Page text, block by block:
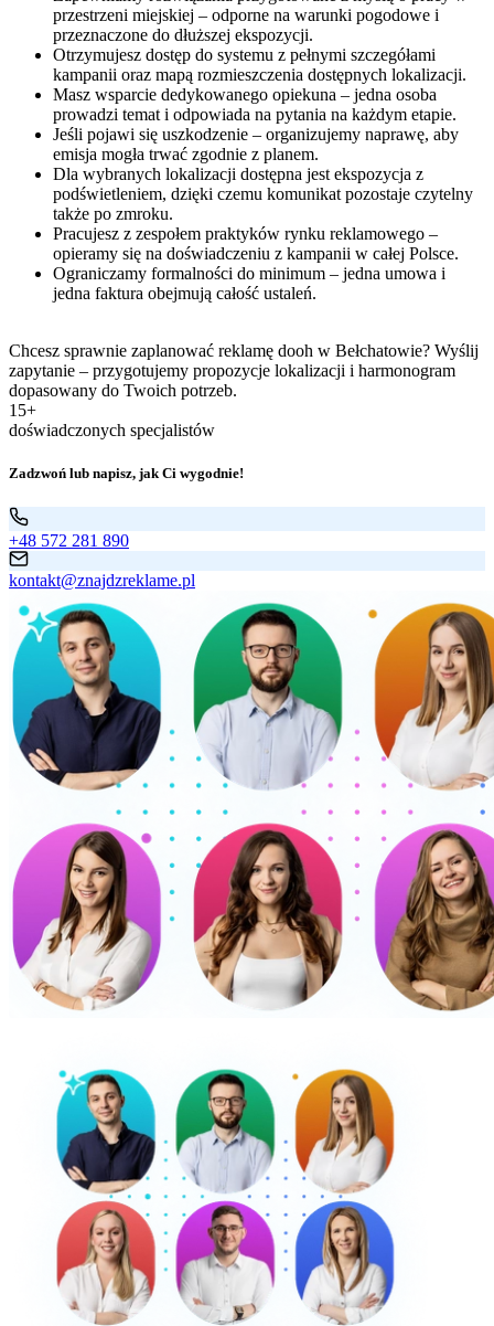
przestrzeni miejskiej – odporne na warunki pogodowe i
przeznaczone do dłuższej ekspozycji.
Otrzymujesz dostęp do systemu z pełnymi szczegółami
kampanii oraz mapą rozmieszczenia dostępnych lokalizacji.
Masz wsparcie dedykowanego opiekuna – jedna osoba
prowadzi temat i odpowiada na pytania na każdym etapie.
Jeśli pojawi się uszkodzenie – organizujemy naprawę, aby
emisja mogła trwać zgodnie z planem.
Dla wybranych lokalizacji dostępna jest ekspozycja z
podświetleniem, dzięki czemu komunikat pozostaje czytelny
także po zmroku.
Pracujesz z zespołem praktyków rynku reklamowego –
opieramy się na doświadczeniu z kampanii w całej Polsce.
Ograniczamy formalności do minimum – jedna umowa i
jedna faktura obejmują całość ustaleń.
Chcesz sprawnie zaplanować reklamę dooh w Bełchatowie? Wyślij
zapytanie – przygotujemy propozycje lokalizacji i harmonogram
dopasowany do Twoich potrzeb.
15+
doświadczonych specjalistów
Zadzwoń lub napisz, jak Ci wygodnie!
+48 572 281 890
kontakt@znajdzreklame.pl